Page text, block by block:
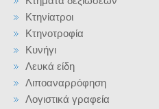
Κτηνίατροι
Κτηνοτροφία
Κυνήγι
Λευκά είδη
Λιποαναρρόφηση
Λογιστικά γραφεία